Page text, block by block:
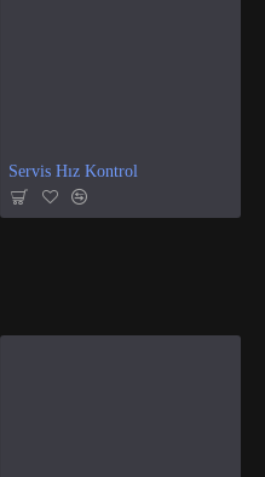
Servis Hız Kontrol